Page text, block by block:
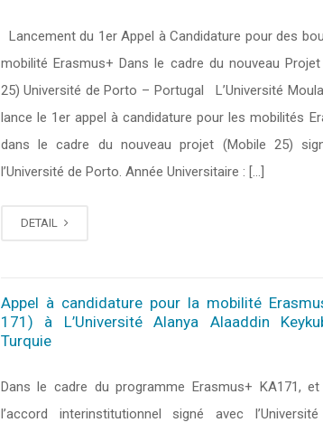
Lancement du 1er Appel à Candidature pour des
mobilité Erasmus+ Dans le cadre du nouveau
25) Université de Porto – Portugal L’Université
lance le 1er appel à candidature pour les mobilités
dans le cadre du nouveau projet (Mobile 25)
l’Université de Porto. Année Universitaire : […]
DETAIL
Appel à candidature pour la mobilité
171) à L’Université Alanya Alaaddin
Turquie
Dans le cadre du programme Erasmus+ KA171,
l’accord interinstitutionnel signé avec